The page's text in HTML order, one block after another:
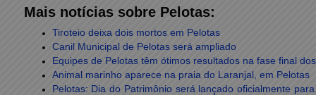
Mais notícias sobre Pelotas:
Tiroteio deixa dois mortos em Pelotas
Canil Municipal de Pelotas será ampliado
Equipes de Pelotas têm ótimos resultados na fase final
Animal marinho aparece na praia do Laranjal, em Pelotas
Pelotas: Dia do Patrimônio será lançado oficialmente